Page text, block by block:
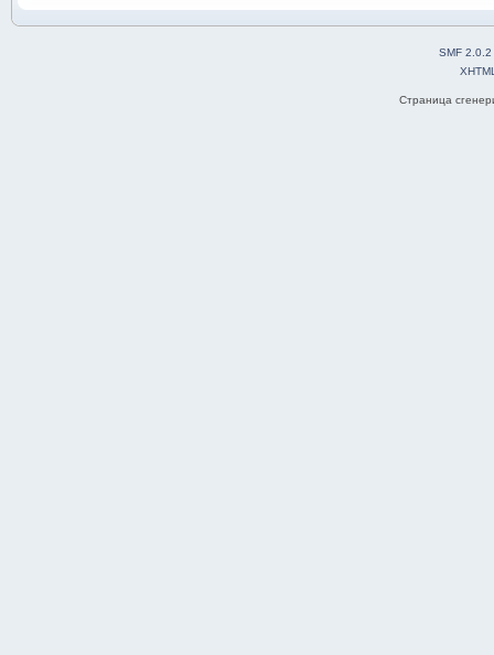
SMF 2.0.2
Страница